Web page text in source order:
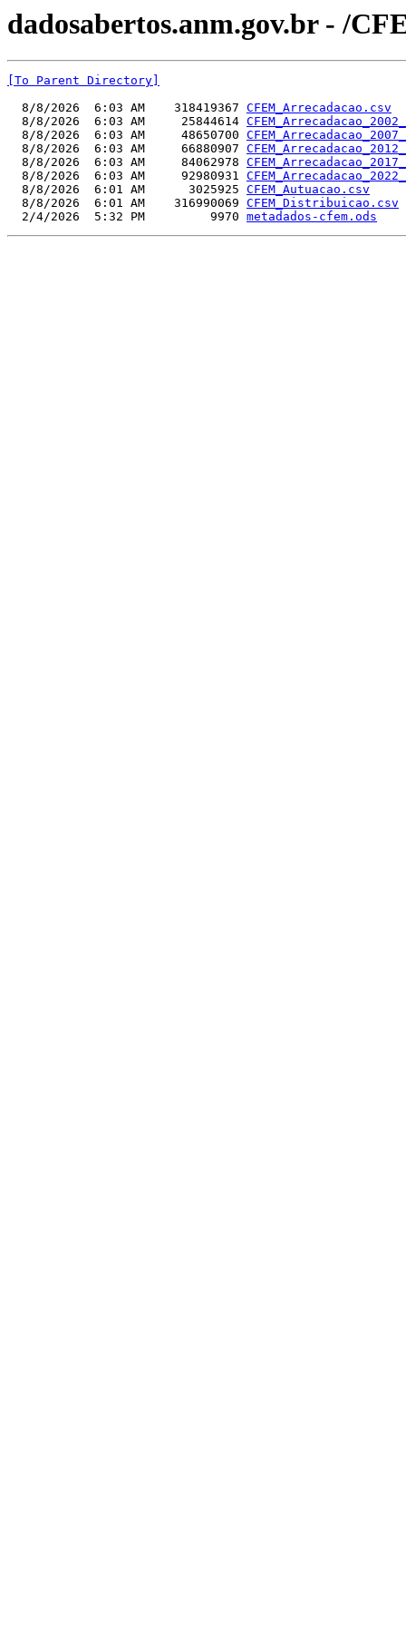
dadosabertos.anm.gov.br - /
[To Parent Directory]
  8/8/2026  6:03 AM    318419367
CFEM_Arrecadacao.csv
  8/8/2026  6:03 AM     25844614
  8/8/2026  6:03 AM     48650700
  8/8/2026  6:03 AM     66880907
  8/8/2026  6:03 AM     84062978
  8/8/2026  6:03 AM     92980931
  8/8/2026  6:01 AM      3025925
CFEM_Autuacao.csv
  8/8/2026  6:01 AM    316990069
CFEM_Distribuicao.csv
  2/4/2026  5:32 PM         9970
metadados-cfem.ods